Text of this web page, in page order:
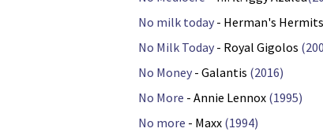
No milk today - Herman's Hermits
No Milk Today - Royal Gigolos
No Money - Galantis (2016)
No More - Annie Lennox (1995)
No more - Maxx (1994)